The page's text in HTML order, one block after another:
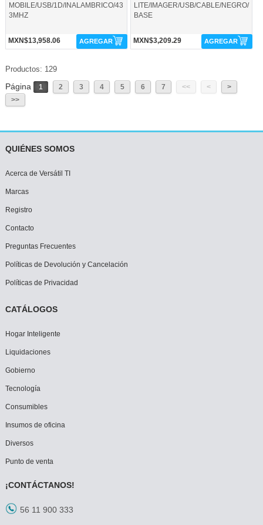
MOBILE/USB/1D/INALAMBRICO/43
3MHZ
MXN$13,958.06 AGREGAR
LITE/IMAGER/USB/CABLE/NEGRO/
BASE
MXN$3,209.29 AGREGAR
Productos: 129
Página 1 2 3 4 5 6 7 << <
>
>>
QUIÉNES SOMOS
Acerca de Versátil TI
Marcas
Registro
Contacto
Preguntas Frecuentes
Políticas de Devolución y Cancelación
Políticas de Privacidad
CATÁLOGOS
Hogar Inteligente
Liquidaciones
Gobierno
Tecnología
Consumibles
Insumos de oficina
Diversos
Punto de venta
¡CONTÁCTANOS!
56 11 900 333